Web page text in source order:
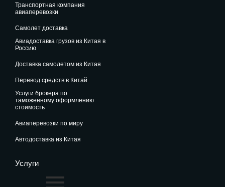
транспортная компания
авиаперевозки
самолет доставка
авиадоставка грузов из Китая в
Россию
доставка самолетом из Китая
перевод средств в Китай
услуги брокера по
таможенному оформлению
стоимость
авиаперевозки по миру
автодоставка из Китая
Услуги